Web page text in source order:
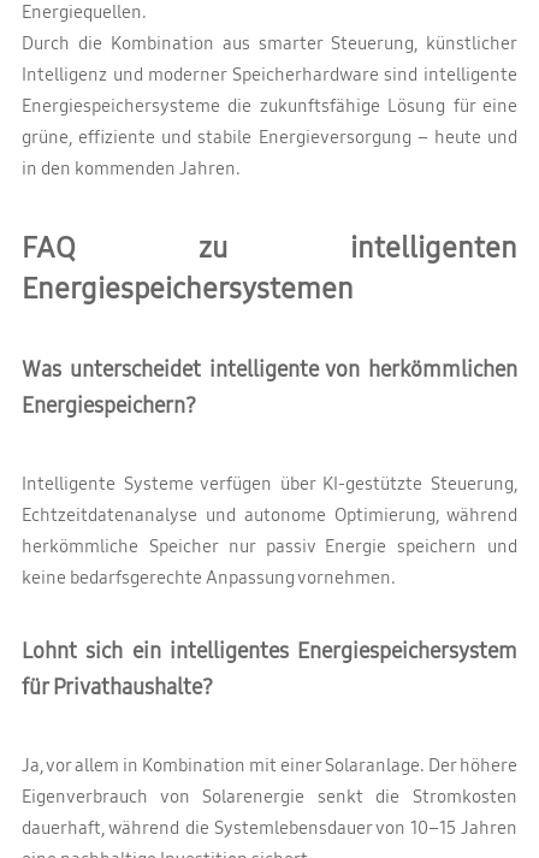
Energiequellen.
Durch die Kombination aus smarter Steuerung, künstlicher
Intelligenz und moderner Speicherhardware sind intelligente
Energiespeichersysteme die zukunftsfähige Lösung für eine
grüne, effiziente und stabile Energieversorgung – heute und
in den kommenden Jahren.
FAQ zu intelligenten
Energiespeichersystemen
Was unterscheidet intelligente von herkömmlichen
Energiespeichern?
Intelligente Systeme verfügen über KI-gestützte Steuerung,
Echtzeitdatenanalyse und autonome Optimierung, während
herkömmliche Speicher nur passiv Energie speichern und
keine bedarfsgerechte Anpassung vornehmen.
Lohnt sich ein intelligentes Energiespeichersystem
für Privathaushalte?
Ja, vor allem in Kombination mit einer Solaranlage. Der höhere
Eigenverbrauch von Solarenergie senkt die Stromkosten
dauerhaft, während die Systemlebensdauer von 10–15 Jahren